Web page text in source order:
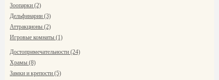
Зоопарки (2)
Дельфинарии (3)
Аттракционы (2)
Игровые комнаты (1)
Достопримечательности (24)
Храмы (8)
Замки и крепости (5)